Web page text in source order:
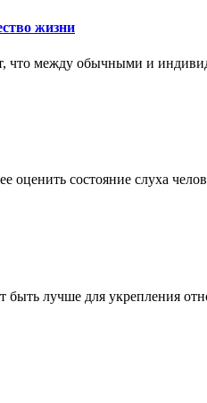
жизни
между обычными и
состояние слуха
лучше для укрепления